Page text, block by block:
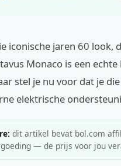
iconische jaren 60
Monaco is een
stel je nu voor dat je
elektrische
dit artikel bevat bol.com
— de prijs voor jou